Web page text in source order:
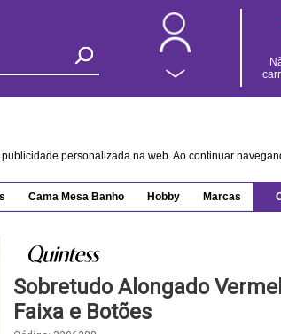
personalizada na web. Ao continuar
Cama Mesa Banho Hobby Marcas
Sobretudo Alongado
Faixa e Botões